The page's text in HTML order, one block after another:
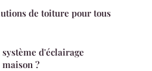
de toiture pour tous
d'éclairage
?